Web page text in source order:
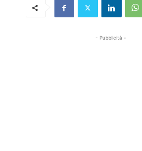
- Pubblicità -